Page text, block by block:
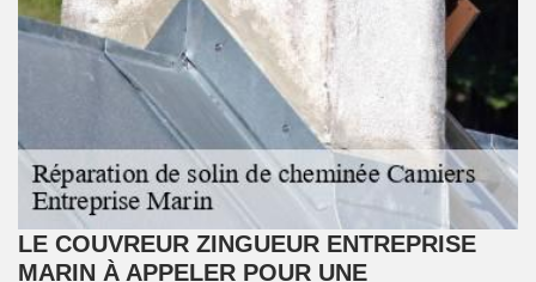
LE COUVREUR ZINGUEUR ENTREPRISE
MARIN À APPELER POUR UNE